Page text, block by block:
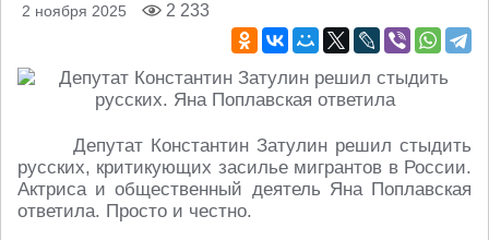
2 ноября 2025 2 233
Депутат Константин Затулин решил стыдить
русских, критикующих засилье мигрантов в России.
Актриса и общественный деятель Яна Поплавская
ответила. Просто и честно.